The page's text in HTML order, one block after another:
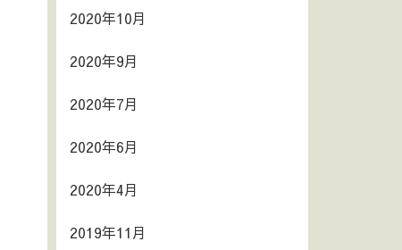
2020年10月
2020年9月
2020年7月
2020年6月
2020年4月
2019年11月